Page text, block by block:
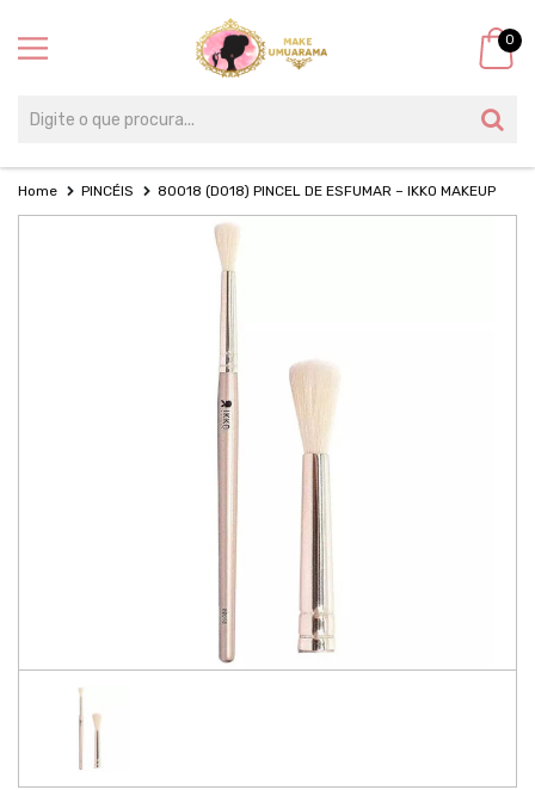
0
Home PINCÉIS 80018 (D018) PINCEL DE ESFUMAR – IKKO MAKEUP